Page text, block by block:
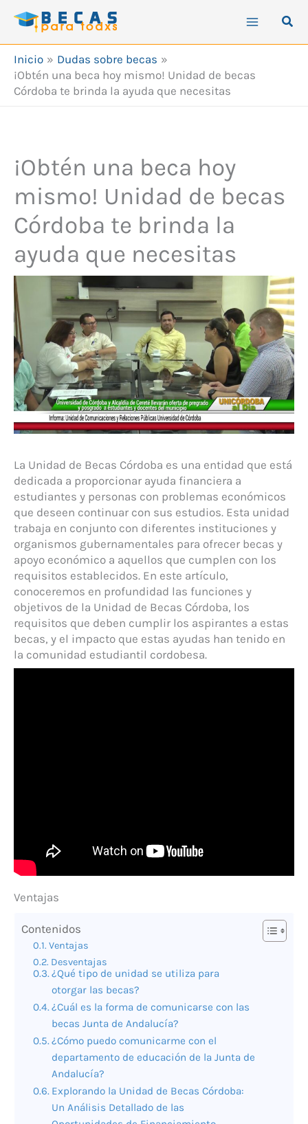
Inicio
Dudas sobre becas
¡Obtén una beca hoy mismo! Unidad de becas
Córdoba te brinda la ayuda que necesitas
¡Obtén una beca hoy
mismo! Unidad de becas
Córdoba te brinda la
ayuda que necesitas
La Unidad de Becas Córdoba es una entidad que está
dedicada a proporcionar ayuda financiera a
estudiantes y personas con problemas económicos
que deseen continuar con sus estudios. Esta unidad
trabaja en conjunto con diferentes instituciones y
organismos gubernamentales para ofrecer becas y
apoyo económico a aquellos que cumplen con los
requisitos establecidos. En este artículo,
conoceremos en profundidad las funciones y
objetivos de la Unidad de Becas Córdoba, los
requisitos que deben cumplir los aspirantes a estas
becas, y el impacto que estas ayudas han tenido en
la comunidad estudiantil cordobesa.
Ventajas
Contenidos
Ventajas
Desventajas
¿Qué tipo de unidad se utiliza para
otorgar las becas?
¿Cuál es la forma de comunicarse con las
becas Junta de Andalucía?
¿Cómo puedo comunicarme con el
departamento de educación de la Junta de
Andalucía?
Explorando la Unidad de Becas Córdoba:
Un Análisis Detallado de las